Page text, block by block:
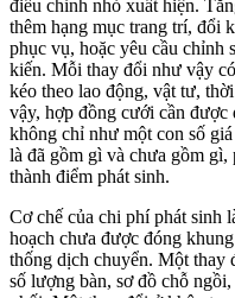
điều chỉnh nhỏ xuất hiện.
thêm hạng mục trang trí, đổi
phục vụ, hoặc yêu cầu chỉnh
kiến. Mỗi thay đổi như vậy
kéo theo lao động, vật tư,
vậy, hợp đồng cưới cần
không chỉ như một con số
là đã gồm gì và chưa gồm gì,
thành điểm phát sinh.
Cơ chế của chi phí phát sinh
hoạch chưa được đóng
thống dịch chuyển. Một thay
số lượng bàn, sơ đồ chỗ